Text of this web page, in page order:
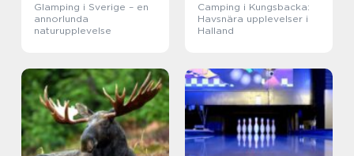
Glamping i Sverige – en
annorlunda
naturupplevelse
Camping i Kungsbacka:
Havsnära upplevelser i
Halland